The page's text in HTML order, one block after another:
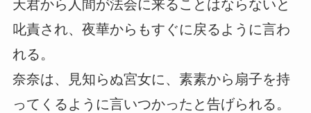
天君から人間が法会に来ることはならないと
叱責され、夜華からもすぐに戻るように言わ
れる。
奈奈は、見知らぬ宮女に、素素から扇子を持
ってくるように言いつかったと告げられる。